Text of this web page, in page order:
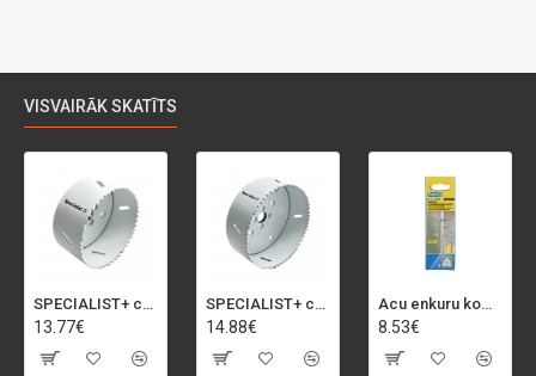
VISVAIRĀK SKATĪTS
SPECIALIST+ caurumu zāģis BI-METAL, 92 mm
13.77€
SPECIALIST+ caurumu zāģis BI-METAL, 98 mm
14.88€
Acu enkuru komplekts, 3-13 mm, Rapid, 12 gab.
8.53€